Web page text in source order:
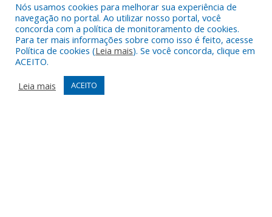
Muito mais que
Realizamos umaassessoria
contrato que todas as exigências das
Nós usamos cookies para melhorar sua experiência de
navegação no portal. Ao utilizar nosso portal, você
concorda com a política de monitoramento de cookies.
Para ter mais informações sobre como isso é feito, acesse
Política de cookies (Leia mais). Se você concorda, clique em
ACEITO.
Leia mais
ACEITO